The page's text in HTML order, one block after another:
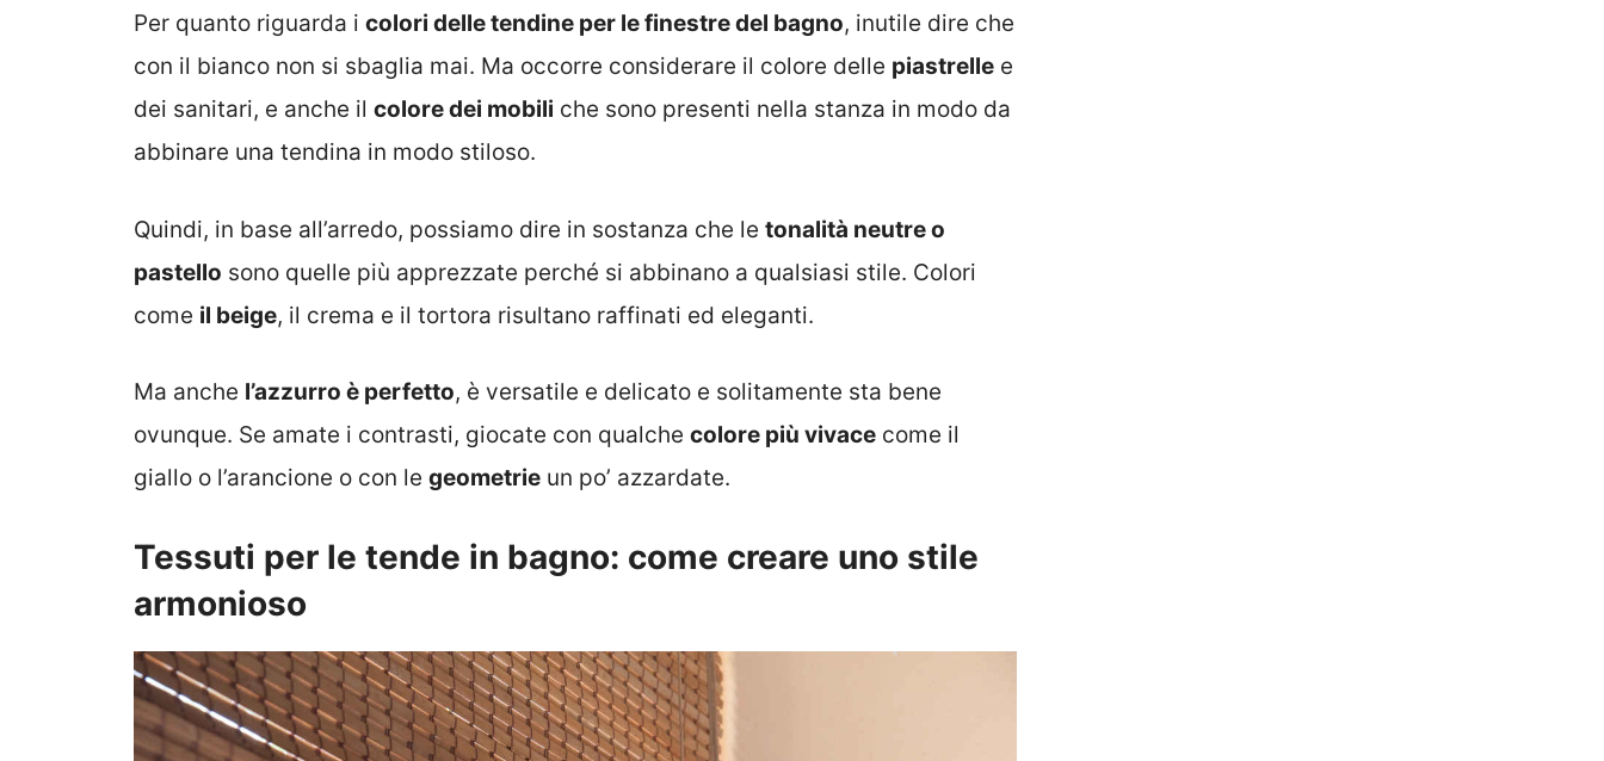
Per quanto riguarda i colori delle tendine per le finestre del bagno, inutile dire che
con il bianco non si sbaglia mai. Ma occorre considerare il colore delle piastrelle e
dei sanitari, e anche il colore dei mobili che sono presenti nella stanza in modo da
abbinare una tendina in modo stiloso.
Quindi, in base all’arredo, possiamo dire in sostanza che le tonalità neutre o
pastello sono quelle più apprezzate perché si abbinano a qualsiasi stile. Colori
come il beige, il crema e il tortora risultano raffinati ed eleganti.
Ma anche l’azzurro è perfetto, è versatile e delicato e solitamente sta bene
ovunque. Se amate i contrasti, giocate con qualche colore più vivace come il
giallo o l’arancione o con le geometrie un po’ azzardate.
Tessuti per le tende in bagno: come creare uno stile
armonioso